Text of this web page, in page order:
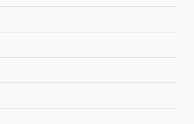
28, 2026
ಸ್ಥಾನಿಕ ಶಿವ ಬ್ರಾಹ್ಮಣ ಸಂಘದ